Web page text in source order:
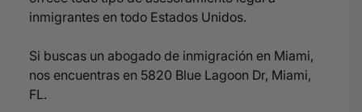
inmigrantes en todo Estados Unidos.
Si buscas un abogado de inmigración en Miami,
nos encuentras en 5820 Blue Lagoon Dr, Miami,
FL.